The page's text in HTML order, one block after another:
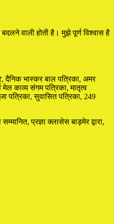
वाली होती है। मुझे पूर्ण विश्वास है
दैनिक भास्कर बाल पत्रिका, अमर
काव्य संगम पत्रिका, मातृत्व
पत्रिका, सुवासित पत्रिका, 249
प्रज्ञा क्लासेस बाड़मेर द्वारा,